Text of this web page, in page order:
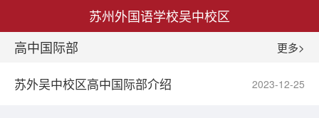
苏州外国语学校吴中校区
高中国际部
更多>
苏外吴中校区高中国际部介绍 2023-12-25